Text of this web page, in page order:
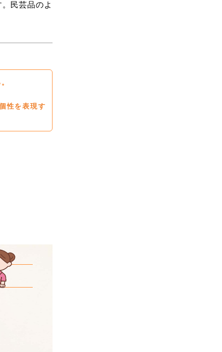
民芸品のよ
性を表現す